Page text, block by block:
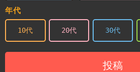
年代
10代 20代 30代
投稿